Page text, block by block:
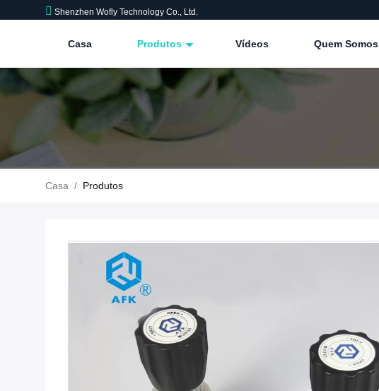
Shenzhen Wofly Technology Co., Ltd.
Casa Produtos Vídeos Quem Somos
Casa / Produtos